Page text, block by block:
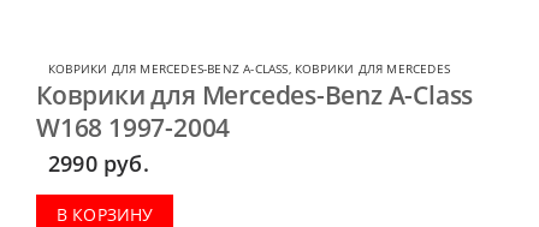
КОВРИКИ ДЛЯ MERCEDES-BENZ A-CLASS КОВРИКИ ДЛЯ MERCEDES
Коврики для Mercedes-Benz A-Class
W168 1997-2004
2990 руб.
В КОРЗИНУ